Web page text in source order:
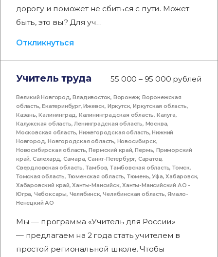
дорогу и поможет не сбиться с пути. Может
быть, это вы? Для уч…
Откликнуться
Учитель труда 55 000 – 95 000 рублей
Великий Новгород,Владивосток, Воронеж,Воронежская
область,Екатеринбург,Ижевск, Иркутск,Иркутская область,
Казань,Калининград, Калининградская область, Калуга,
Калужская область,Ленинградская область, Москва,
Московская область,Нижегородская область,Нижний
Новгород,Новгородская область, Новосибирск,
Новосибирская область,Пермский край,Пермь,Приморский
край, Салехард, Самара,Санкт-Петербург, Саратов,
Свердловская область, Тамбов,Тамбовская область,Томск,
Томская область, Тюменская область, Тюмень,Уфа,Хабаровск,
Хабаровский край,Ханты-Мансийск,Ханты-Мансийский АО -
Югра, Чебоксары, Челябинск,Челябинская область,Ямало-
Ненецкий АО
Мы — программа «Учитель для России»
— предлагаем на 2 года стать учителем в
простой региональной школе. Чтобы